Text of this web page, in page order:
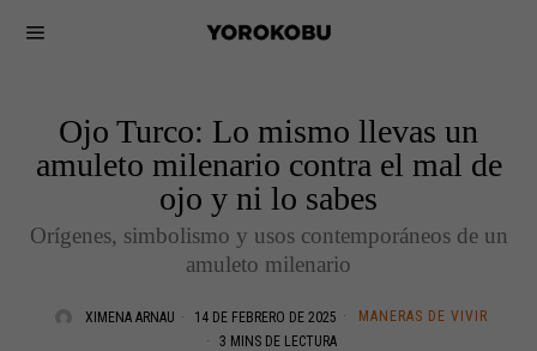
Ojo Turco: Lo mismo llevas un
amuleto milenario contra el mal de
ojo y ni lo sabes
Orígenes, simbolismo y usos contemporáneos de un
amuleto milenario
XIMENA ARNAU 14 DE FEBRERO DE 2025
MANERAS DE VIVIR
3 MINS DE LECTURA